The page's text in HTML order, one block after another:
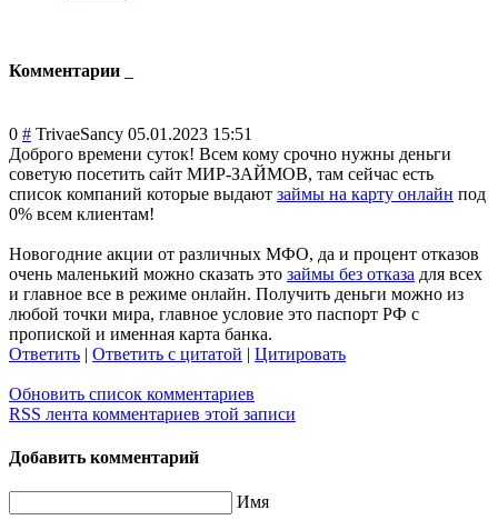
Комментарии
0 # TrivaeSancy 05.01.2023 15:51
Доброго времени суток! Всем кому срочно нужны деньги
советую посетить сайт МИР-ЗАЙМОВ, там сейчас есть
список компаний которые выдают займы на карту онлайн под
0% всем клиентам!
Новогодние акции от различных МФО, да и процент отказов
очень маленький можно сказать это займы без отказа для всех
и главное все в режиме онлайн. Получить деньги можно из
любой точки мира, главное условие это паспорт РФ с
пропиской и именная карта банка.
Ответить | Ответить с цитатой | Цитировать
Обновить список комментариев
RSS лента комментариев этой записи
Добавить комментарий
Имя